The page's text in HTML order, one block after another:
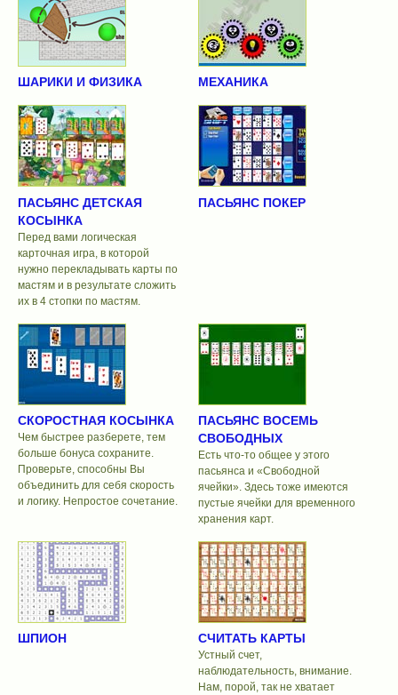
ШАРИКИ И ФИЗИКА МЕХАНИКА
ПАСЬЯНС ДЕТСКАЯ
КОСЫНКА
Перед вами логическая
карточная игра, в которой
нужно перекладывать карты по
мастям и в результате сложить
их в 4 стопки по мастям.
ПАСЬЯНС ПОКЕР
СКОРОСТНАЯ КОСЫНКА
Чем быстрее разберете, тем
больше бонуса сохраните.
Проверьте, способны Вы
объединить для себя скорость
и логику. Непростое сочетание.
ПАСЬЯНС ВОСЕМЬ
СВОБОДНЫХ
Есть что-то общее у этого
пасьянса и «Свободной
ячейки». Здесь тоже имеются
пустые ячейки для временного
хранения карт.
ШПИОН СЧИТАТЬ КАРТЫ
Устный счет,
наблюдательность, внимание.
Нам, порой, так не хватает